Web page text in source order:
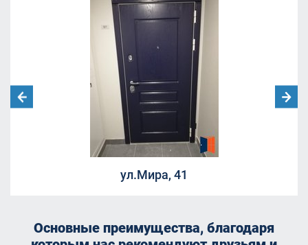
ул.Мира, 41
Основные преимущества, благодаря